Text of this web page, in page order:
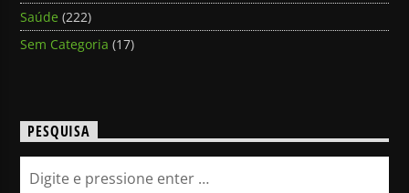
Saúde (222)
Sem Categoria (17)
PESQUISA